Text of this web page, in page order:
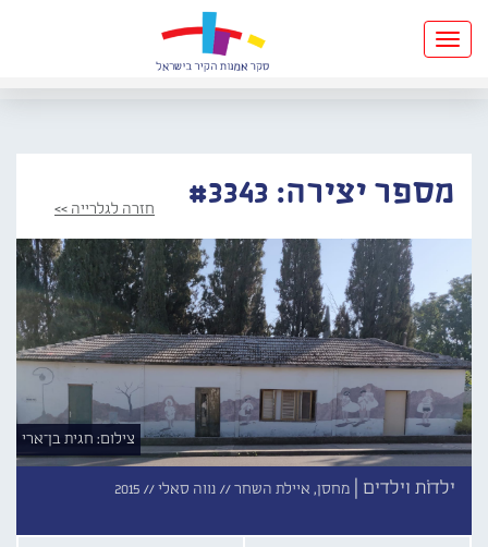
Toggle
navigation
מספר יצירה: #3343 חזרה לגלרייה >>
צילום: חגית בן־ארי
ילדוֹת וילדים | מחסן, איילת השחר // נווה סאלי // 2015